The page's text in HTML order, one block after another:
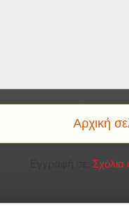
Αρχική
Σχόλια